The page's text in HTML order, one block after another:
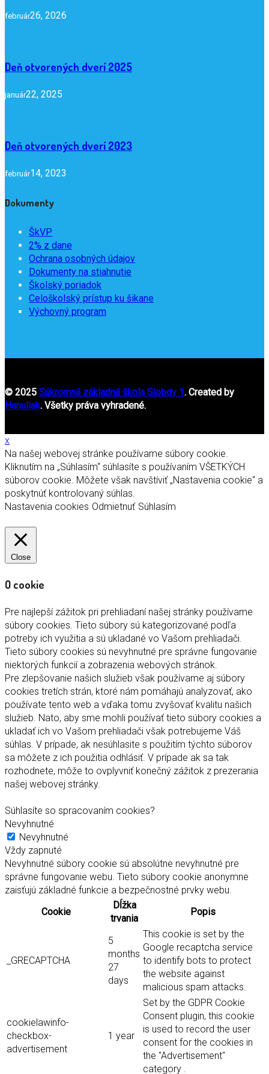
február26, 2026
Deň otvorených dverí 2025
január22, 2025
Deň otvorených dverí 2023
február14, 2023
Dokumenty
ŠkVP
2% z dane
Ochrana osobných údajov
Dokumenty na stiahnutie
Školský poriadok
Celoškolský prístup ku šikane
Výchovný program
© 2025 Súkromná základná škola Slobdy 1 . Created by
Hanuliak. Všetky práva vyhradené.
x
Na našej webovej stránke používame súbory cookie.
Kliknutím na „Súhlasím“ súhlasíte s používaním VŠETKÝCH
súborov cookie. Môžete však navštíviť „Nastavenia cookie“ a
poskytnúť kontrolovaný súhlas.
Nastavenia cookies Odmietnuť Súhlasím
Close
O cookie
Pre najlepší zážitok pri prehliadaní našej stránky používame
súbory cookies. Tieto súbory sú kategorizované podľa
potreby ich využitia a sú ukladané vo Vašom prehliadači.
Tieto súbory cookies sú nevyhnutné pre správne fungovanie
niektorých funkcií a zobrazenia webových stránok.
Pre zlepšovanie našich služieb však používame aj súbory
cookies tretích strán, ktoré nám pomáhajú analyzovať, ako
používate tento web a vďaka tomu zvyšovať kvalitu našich
služieb. Nato, aby sme mohli používať tieto súbory cookies a
ukladať ich vo Vašom prehliadači však potrebujeme Váš
súhlas. V prípade, ak nesúhlasite s použitím týchto súborov
sa môžete z ich použitia odhlásiť. V prípade ak sa tak
rozhodnete, môže to ovplyvniť konečný zážitok z prezerania
našej webovej stránky.
Súhlasíte so spracovaním cookies?
Nevyhnutné
Nevyhnutné
Vždy zapnuté
Nevyhnutné súbory cookie sú absolútne nevyhnutné pre
správne fungovanie webu. Tieto súbory cookie anonymne
zaisťujú základné funkcie a bezpečnostné prvky webu.
Cookie
Dĺžka
trvania
Popis
_GRECAPTCHA
5
months
27
days
This cookie is set by the
Google recaptcha service
to identify bots to protect
the website against
malicious spam attacks.
cookielawinfo-
checkbox-
advertisement
1 year
Set by the GDPR Cookie
Consent plugin, this cookie
is used to record the user
consent for the cookies in
the "Advertisement"
category .